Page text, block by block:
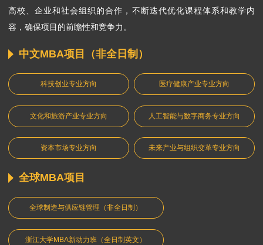
高校、企业和社会组织的合作，不断迭代优化课程体系和教学内
容，确保项目的前瞻性和竞争力。
中文MBA项目（非全日制）
科技创业专业方向 医疗健康产业专业方向
文化和旅游产业专业方向 人工智能与数字商务专业方向
资本市场专业方向 未来产业与组织变革专业方向
全球MBA项目
全球制造与供应链管理（非全日制）
浙江大学MBA新动力班（全日制英文）